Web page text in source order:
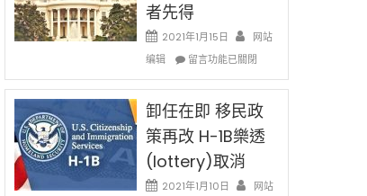
工
比
例
設
限
後
現
在
開
始
者先得
2021年1月15日
网站
编辑
在
民
新
法
讓
錢
話
留言功能已關閉
卸任在即 移民政
策再改 H-1B樂透
(lottery)取消
2021年1月10日
网站